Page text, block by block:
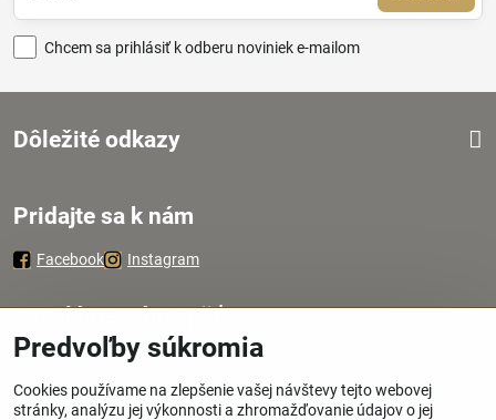
Chcem sa prihlásiť k odberu noviniek e-mailom
Dôležité odkazy
Pridajte sa k nám
Facebook Instagram
Zavoláme Vám späť
Predvoľby súkromia
Cookies používame na zlepšenie vašej návštevy tejto webovej
stránky, analýzu jej výkonnosti a zhromažďovanie údajov o jej